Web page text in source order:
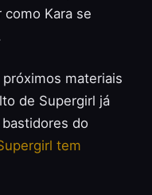
Kara se
materiais
de Supergirl já
do
tem